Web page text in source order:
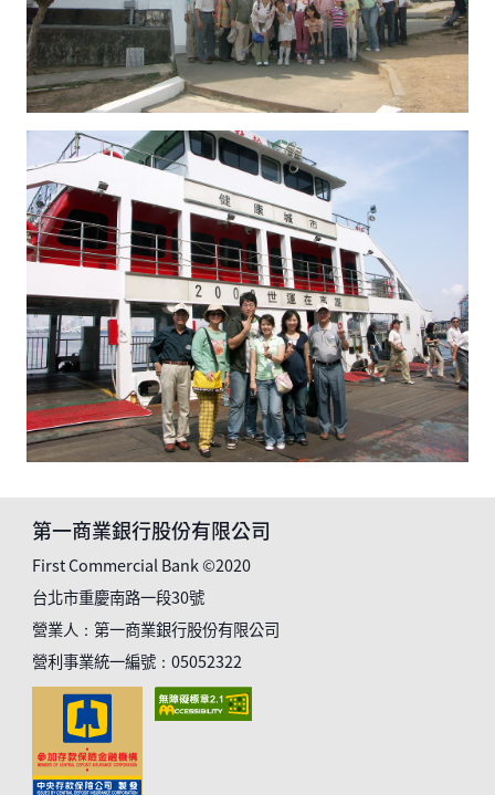
第一商業銀行股份有限公司
First Commercial Bank ©2020
台北市重慶南路一段30號
營業人：第一商業銀行股份有限公司
營利事業統一編號：05052322